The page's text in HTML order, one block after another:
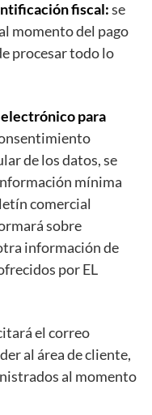
fiscal:se
momento del pago
procesar todo lo
para
de los datos, se
mínima
comercial
sobre
información de
por EL
el correo
al área de cliente,
al momento